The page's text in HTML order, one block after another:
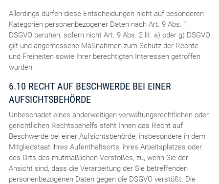
Allerdings dürfen diese Entscheidungen nicht auf besonderen
Kategorien personenbezogener Daten nach Art. 9 Abs. 1
DSGVO beruhen, sofern nicht Art. 9 Abs. 2 lit. a) oder g) DSGVO
gilt und angemessene Maßnahmen zum Schutz der Rechte
und Freiheiten sowie Ihrer berechtigten Interessen getroffen
wurden.
6.10 RECHT AUF BESCHWERDE BEI EINER
AUFSICHTSBEHÖRDE
Unbeschadet eines anderweitigen verwaltungsrechtlichen oder
gerichtlichen Rechtsbehelfs steht Ihnen das Recht auf
Beschwerde bei einer Aufsichtsbehörde, insbesondere in dem
Mitgliedstaat ihres Aufenthaltsorts, ihres Arbeitsplatzes oder
des Orts des mutmaßlichen Verstoßes, zu, wenn Sie der
Ansicht sind, dass die Verarbeitung der Sie betreffenden
personenbezogenen Daten gegen die DSGVO verstößt. Die